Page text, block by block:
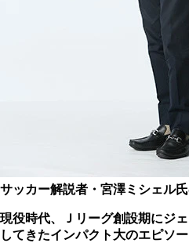
サッカー解説者・宮澤ミシェル
現役時代、Ｊリーグ創設期にジ
してきたインパクト大のエピソ